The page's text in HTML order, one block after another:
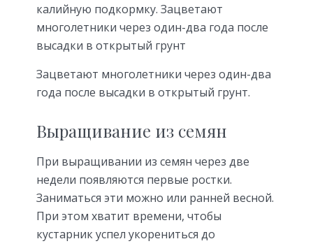
калийную подкормку. Зацветают
многолетники через один-два года после
высадки в открытый грунт
Зацветают многолетники через один-два
года после высадки в открытый грунт.
Выращивание из семян
При выращивании из семян через две
недели появляются первые ростки.
Заниматься эти можно или ранней весной.
При этом хватит времени, чтобы
кустарник успел укорениться до